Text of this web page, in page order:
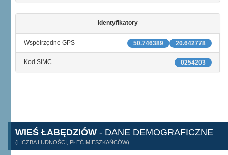
Identyfikatory
20.642778
50.746389
Współrzędne GPS
0254203
Kod SIMC
WIEŚ ŁABĘDZIÓW - DANE DEMOGRAFICZNE
(LICZBA LUDNOŚCI, PŁEĆ MIESZKAŃCÓW)